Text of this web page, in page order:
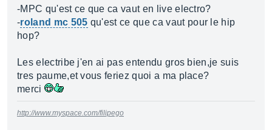
-MPC qu'est ce que ca vaut en live electro?
-roland mc 505 qu'est ce que ca vaut pour le hip
hop?
Les electribe j'en ai pas entendu gros bien,je suis
tres paume,et vous feriez quoi a ma place?
merci
http://www.myspace.com/filipego